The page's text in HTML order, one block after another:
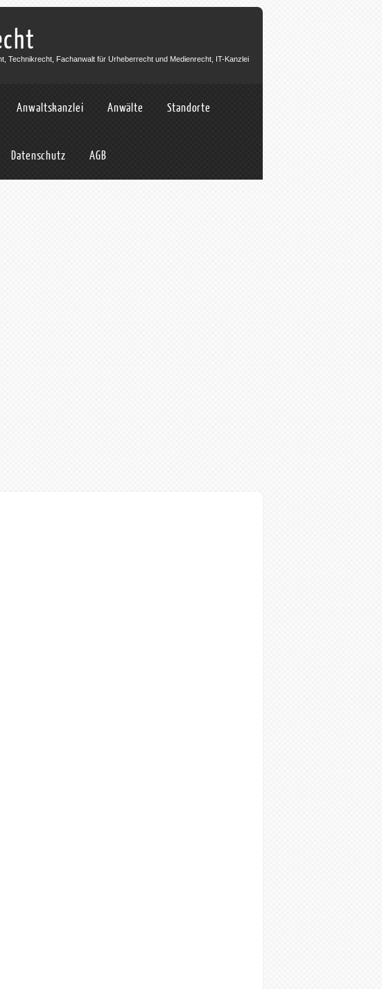
Technikrecht, Fachanwalt für Urheberrecht und Medienrecht, IT-Kanzlei
Anwaltskanzlei Anwälte Standorte
Datenschutz AGB